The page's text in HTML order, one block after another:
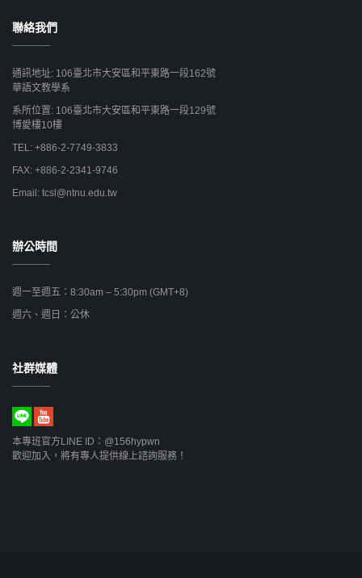
聯絡我們
通訊地址: 106臺北市大安區和平東路一段162號
華語文教學系
系所位置: 106臺北市大安區和平東路一段129號
博愛樓10樓
TEL: +886-2-7749-3833
FAX: +886-2-2341-9746
Email: tcsl@ntnu.edu.tw
辦公時間
週一至週五：8:30am – 5:30pm (GMT+8)
週六、週日：公休
社群媒體
本專班官方LINE ID：@156hypwn
歡迎加入，將有專人提供線上諮詢服務！